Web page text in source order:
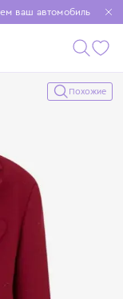
ваш автомобиль
15 000 ₽
еще удобнее
Похожие